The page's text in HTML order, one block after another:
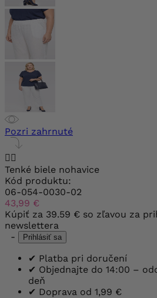
Pozri zahrnuté

Tenké biele nohavice
Kód produktu:
06-054-0030-02
43,99 €
Kúpiť za 39.59 € so zľavou za
newslettera
-
Prihlásiť sa
✔ Platba pri doručení
✔ Objednajte do 14:00 –
deň
✔ Doprava od 1,99 €